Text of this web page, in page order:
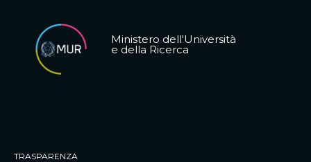
Ministero dell'Università
e della Ricerca
TRASPARENZA